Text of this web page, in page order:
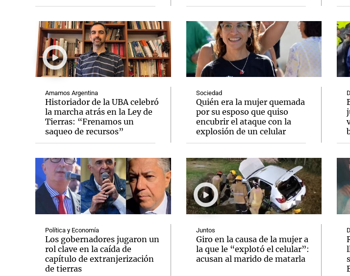
Amamos Argentina
Historiador de la UBA celebró
la marcha atrás en la Ley de
Tierras: “Frenamos un
saqueo de recursos”
Política y Economía
Los gobernadores jugaron un
rol clave en la caída de
capítulo de extranjerización
de tierras
Sociedad
Quién era la mujer quemada
por su esposo que quiso
encubrir el ataque con la
explosión de un celular
Juntos
Giro en la causa de la mujer a
la que le “explotó el celular”:
acusan al marido de matarla
Notas Notas
El huracán de